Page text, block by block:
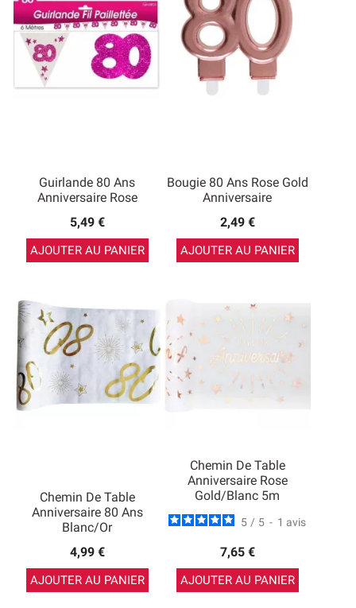
Guirlande 80 Ans
Anniversaire Rose
5,49 €
AJOUTER AU PANIER
Bougie 80 Ans Rose Gold
Anniversaire
2,49 €
AJOUTER AU PANIER
Chemin De Table
Anniversaire 80 Ans
Blanc/Or
4,99 €
AJOUTER AU PANIER
Chemin De Table
Anniversaire Rose
Gold/Blanc 5m
5 / 5 - 1 avis
7,65 €
AJOUTER AU PANIER